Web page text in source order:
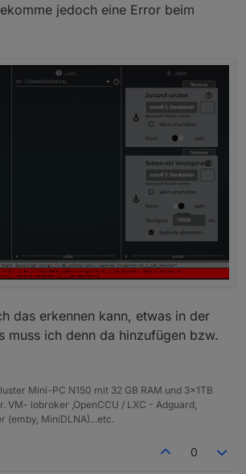
jedoch eine Error beim
das erkennen kann, etwas in der
muss ich denn da hinzufügen bzw.
Mini-PC N150 mit 32 GB RAM und 3x1TB
VM- iobroker ,OpenCCU / LXC - Adguard,
(emby, MiniDLNA)...etc.
0